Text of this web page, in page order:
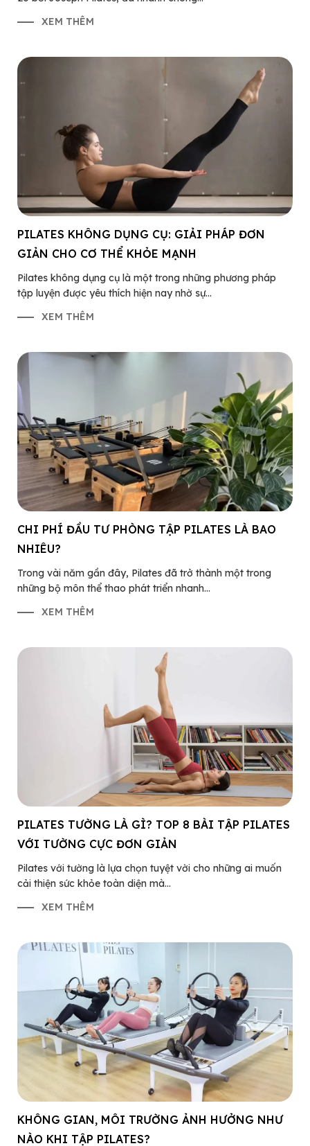
XEM THÊM
PILATES KHÔNG DỤNG CỤ: GIẢI PHÁP ĐƠN
GIẢN CHO CƠ THỂ KHỎE MẠNH
Pilates không dụng cụ là một trong những phương pháp
tập luyện được yêu thích hiện nay nhờ sự...
XEM THÊM
CHI PHÍ ĐẦU TƯ PHÒNG TẬP PILATES LÀ BAO
NHIÊU?
Trong vài năm gần đây, Pilates đã trở thành một trong
những bộ môn thể thao phát triển nhanh...
XEM THÊM
PILATES TƯỜNG LÀ GÌ? TOP 8 BÀI TẬP PILATES
VỚI TƯỜNG CỰC ĐƠN GIẢN
Pilates với tường là lựa chọn tuyệt vời cho những ai muốn
cải thiện sức khỏe toàn diện mà...
XEM THÊM
KHÔNG GIAN, MÔI TRƯỜNG ẢNH HƯỞNG NHƯ
NÀO KHI TẬP PILATES?